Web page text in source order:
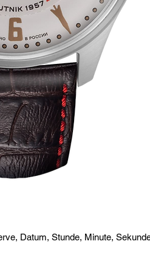
Datum, Stunde, Minute,